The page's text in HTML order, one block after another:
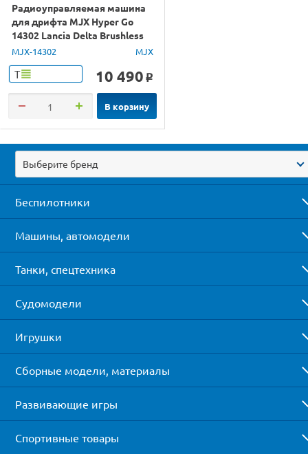
Радиоуправляемая машина
для дрифта MJX Hyper Go
14302 Lancia Delta Brushless
4WD 2.4G LED 1/14 RTR
MJX-14302 MJX
Т 10 490 o
В корзину
Выберите бренд
Беспилотники
Машины, автомодели
Танки, спецтехника
Судомодели
Игрушки
Сборные модели, материалы
Развивающие игры
Спортивные товары